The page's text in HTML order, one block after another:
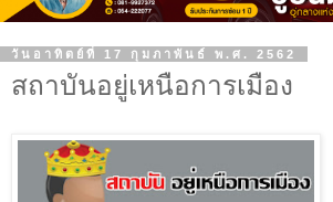
วันอาทิตย์ที่ 17 กุมภาพันธ์ พ.ศ. 2562
สถาบันอยู่เหนือการเมือง